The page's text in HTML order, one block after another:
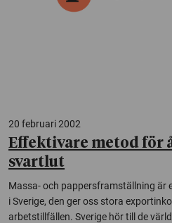
20 februari 2002
Effektivare metod för
svartlut
Massa- och pappersframställning är
i Sverige, den ger oss stora
arbetstillfällen. Sverige hör till de